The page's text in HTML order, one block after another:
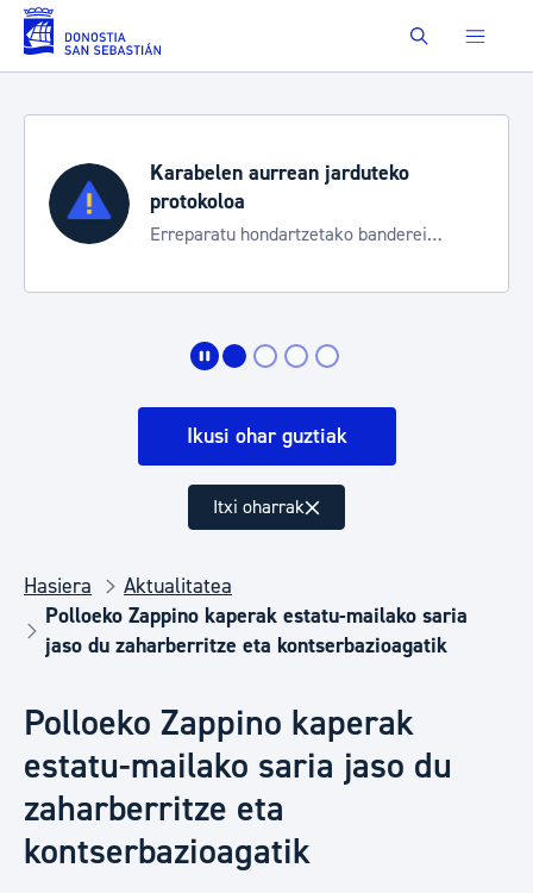
Eduki nagusira joan Buscar
Karabelen aurrean jarduteko
protokoloa
Erreparatu hondartzetako banderei
Ikusi ohar guztiak
Itxi oharrak
Hasiera
Aktualitatea
Polloeko Zappino kaperak estatu-mailako saria
jaso du zaharberritze eta kontserbazioagatik
Polloeko Zappino kaperak
estatu-mailako saria jaso du
zaharberritze eta
kontserbazioagatik